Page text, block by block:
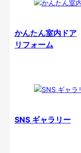
かんたん室内ドア
リフォーム
SNS ギャラリー